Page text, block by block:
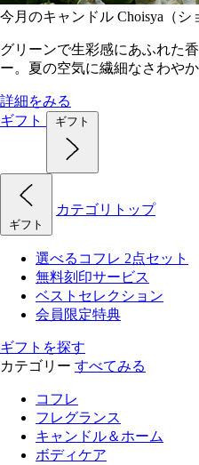
今月のキャンドル Choisya（シ
グリーンで生彩感にあふれた
ー。夏の空気に繊細なさわや
詳細をみる
ギフト
ギフト
ギフト
カテゴリトップ
選べるコフレ 2点セット
無料刻印サービス
ベストセレクション
会員限定特典
ギフトを探す
カテゴリー すべてみる
コフレ
フレグランス
キャンドル＆ホーム
ボディケア